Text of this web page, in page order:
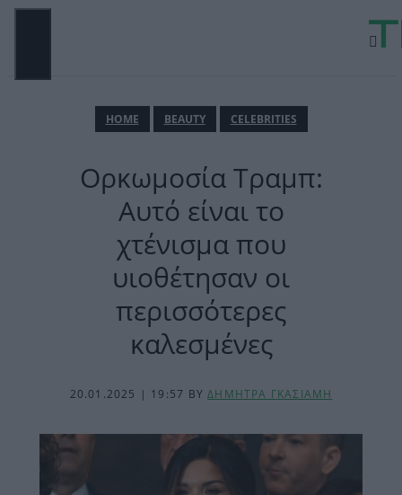
Μετάβαση
ΗΟΜΕ BEAUTY CELEBRITIES
Ορκωμοσία Τραμπ:
Αυτό είναι το
χτένισμα που
υιοθέτησαν οι
περισσότερες
καλεσμένες
20.01.2025 | 19:57 BYΔΗΜΗΤΡΑ ΓΚΑΣΙΑΜΗ